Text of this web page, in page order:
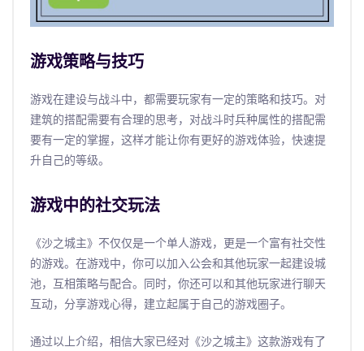
游戏策略与技巧
游戏在建设与战斗中，都需要玩家有一定的策略和技巧。对
建筑的搭配需要有合理的思考，对战斗时兵种属性的搭配需
要有一定的掌握，这样才能让你有更好的游戏体验，快速提
升自己的等级。
游戏中的社交玩法
《沙之城主》不仅仅是一个单人游戏，更是一个富有社交性
的游戏。在游戏中，你可以加入公会和其他玩家一起建设城
池，互相策略与配合。同时，你还可以和其他玩家进行聊天
互动，分享游戏心得，建立起属于自己的游戏圈子。
通过以上介绍，相信大家已经对《沙之城主》这款游戏有了